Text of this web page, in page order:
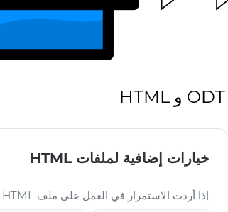
خيارات إضافية لملفات HTML
إذا أردت الاستمرار في العمل على ملف HTML النهائي، جرّب: